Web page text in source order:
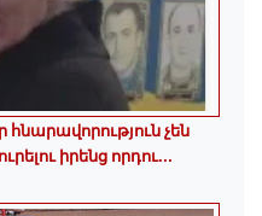
հնարավորություն չեն
իրենց որդու...